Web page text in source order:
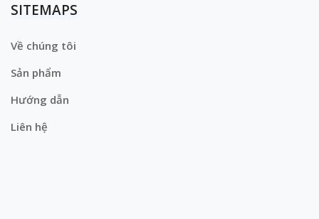
SITEMAPS
Về chúng tôi
Sản phẩm
Hướng dẫn
Liên hệ